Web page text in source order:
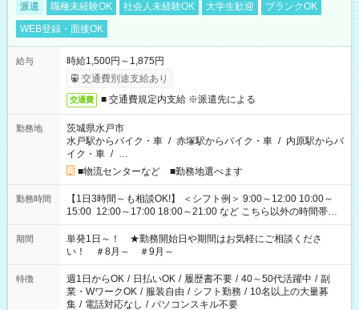
派遣 職種未経験OK 社会人未経験OK 大学生歓迎
ブランクOK
WEB登録・面接OK
給与
時給1,500円～1,875円
交通費別途支給あり
交通費 ■ 交通費規定内支給 ※派遣先による
勤務地
茨城県水戸市
水戸駅からバイク・車 / 赤塚駅からバイク・車 / 内原駅からバ
イク・車 / …
■物流センターなど ■勤務地選べます
勤務時間
【1日3時間～も相談OK!】 ＜シフト例＞ 9:00～12:00 10:00～
15:00 12:00～17:00 18:00～21:00 など こちら以外の時間帯も
お気軽にご相談ください！
期間
単発1日～！ ★勤務開始日や期間はお気軽にご相談くださ
い！ ＃8月～ ＃9月～
特徴 週1日からOK / 日払いOK / 履歴書不要 / 40～50代活躍中 / 副
業・WワークOK / 服装自由 / シフト勤務 / 10名以上の大量募
集 / 電話対応なし / パソコンスキル不要